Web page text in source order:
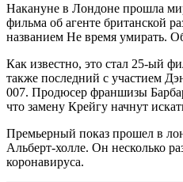
Накануне в Лондоне прошла
фильма об агенте британской
названием Не время умирать.
Как известно, это стал 25-ый
также последний с участием
007. Продюсер франшизы
что замену Крейгу начнут
Премьерный показ прошел в
Альберт-холле. Он несколько
коронавируса.